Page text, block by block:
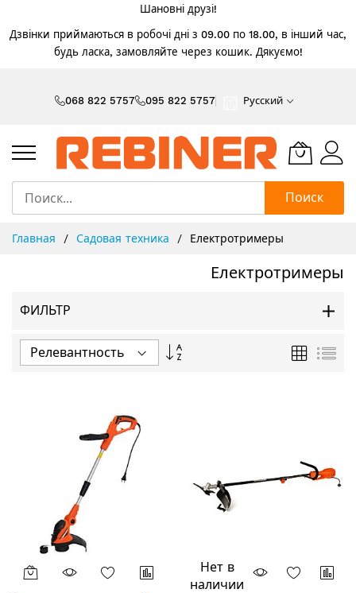
Шановні друзі!
Дзвінки приймаються в робочі дні з 09.00 по 18.00, в інший час,
будь ласка, замовляйте через кошик. Дякуємо!
068 822 5757 095 822 5757 Русский
Поиск
Главная Садовая техника Електротримеры
Електротримеры
ФИЛЬТР
Задать
Сетка
Нет в
наличии